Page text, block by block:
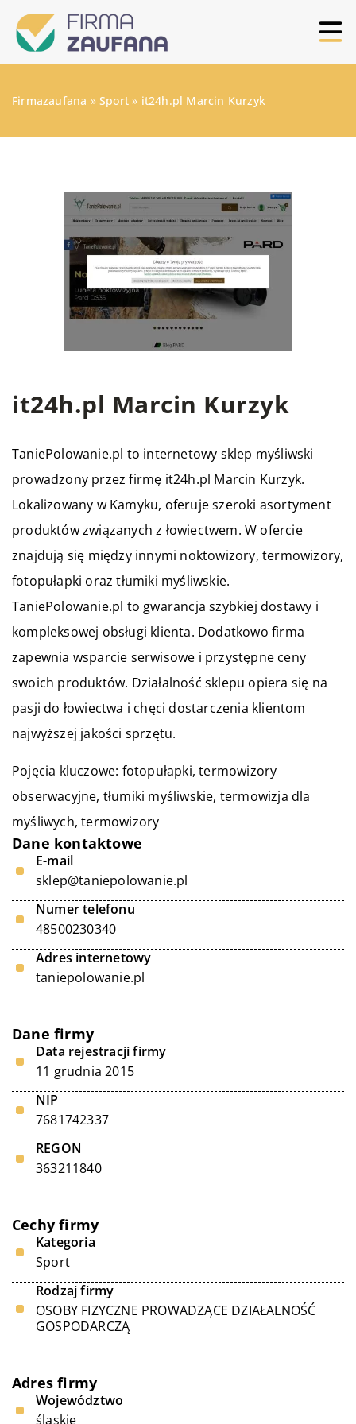
Firmazaufana »Sport » it24h.pl Marcin Kurzyk
it24h.pl Marcin Kurzyk
TaniePolowanie.pl to internetowy sklep myśliwski
prowadzony przez firmę it24h.pl Marcin Kurzyk.
Lokalizowany w Kamyku, oferuje szeroki asortyment
produktów związanych z łowiectwem. W ofercie
znajdują się między innymi noktowizory, termowizory,
fotopułapki oraz tłumiki myśliwskie.
TaniePolowanie.pl to gwarancja szybkiej dostawy i
kompleksowej obsługi klienta. Dodatkowo firma
zapewnia wsparcie serwisowe i przystępne ceny
swoich produktów. Działalność sklepu opiera się na
pasji do łowiectwa i chęci dostarczenia klientom
najwyższej jakości sprzętu.
Pojęcia kluczowe: fotopułapki, termowizory
obserwacyjne, tłumiki myśliwskie, termowizja dla
myśliwych, termowizory
Dane kontaktowe
E-mail
sklep@taniepolowanie.pl
Numer telefonu
48500230340
Adres internetowy
taniepolowanie.pl
Dane firmy
Data rejestracji firmy
11 grudnia 2015
NIP
7681742337
REGON
363211840
Cechy firmy
Kategoria
Sport
Rodzaj firmy
OSOBY FIZYCZNE PROWADZĄCE DZIAŁALNOŚĆ
GOSPODARCZĄ
Adres firmy
Województwo
śląskie